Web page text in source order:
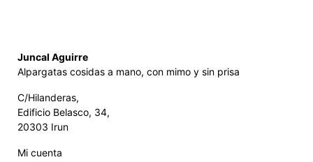
Juncal Aguirre
Alpargatas cosidas a mano, con mimo y sin prisa
C/Hilanderas,
Edificio Belasco, 34,
20303 Irun
Mi cuenta